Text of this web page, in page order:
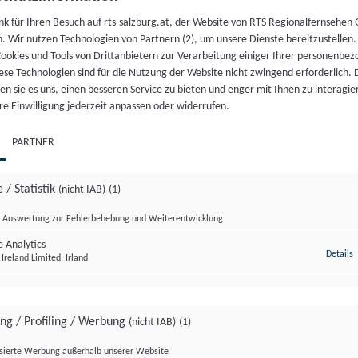
S2/Folge3
Oberösterreich
Rundumadum S2/Folge 3
06.
August 2026
05.08.2026
für Ihren Besuch auf rts-salzburg.at, der Website von RTS Regionalfernsehen
Wir nutzen Technologien von Partnern (2), um unsere Dienste bereitzustellen.
und Tools von Drittanbietern zur Verarbeitung einiger Ihrer
Technologien sind für die Nutzung der Website nicht zwingend erforderlich.
sie es uns, einen besseren Service zu bieten und enger mit Ihnen zu
Einwilligung jederzeit anpassen oder widerrufen.
PARTNER
/ Statistik (nicht IAB) (1)
Auswertung zur Fehlerbehebung und Weiterentwicklung
Analytics
Ireland Limited, Irland Details
/ Profiling / Werbung (nicht IAB) (1)
Werbung außerhalb unserer Website